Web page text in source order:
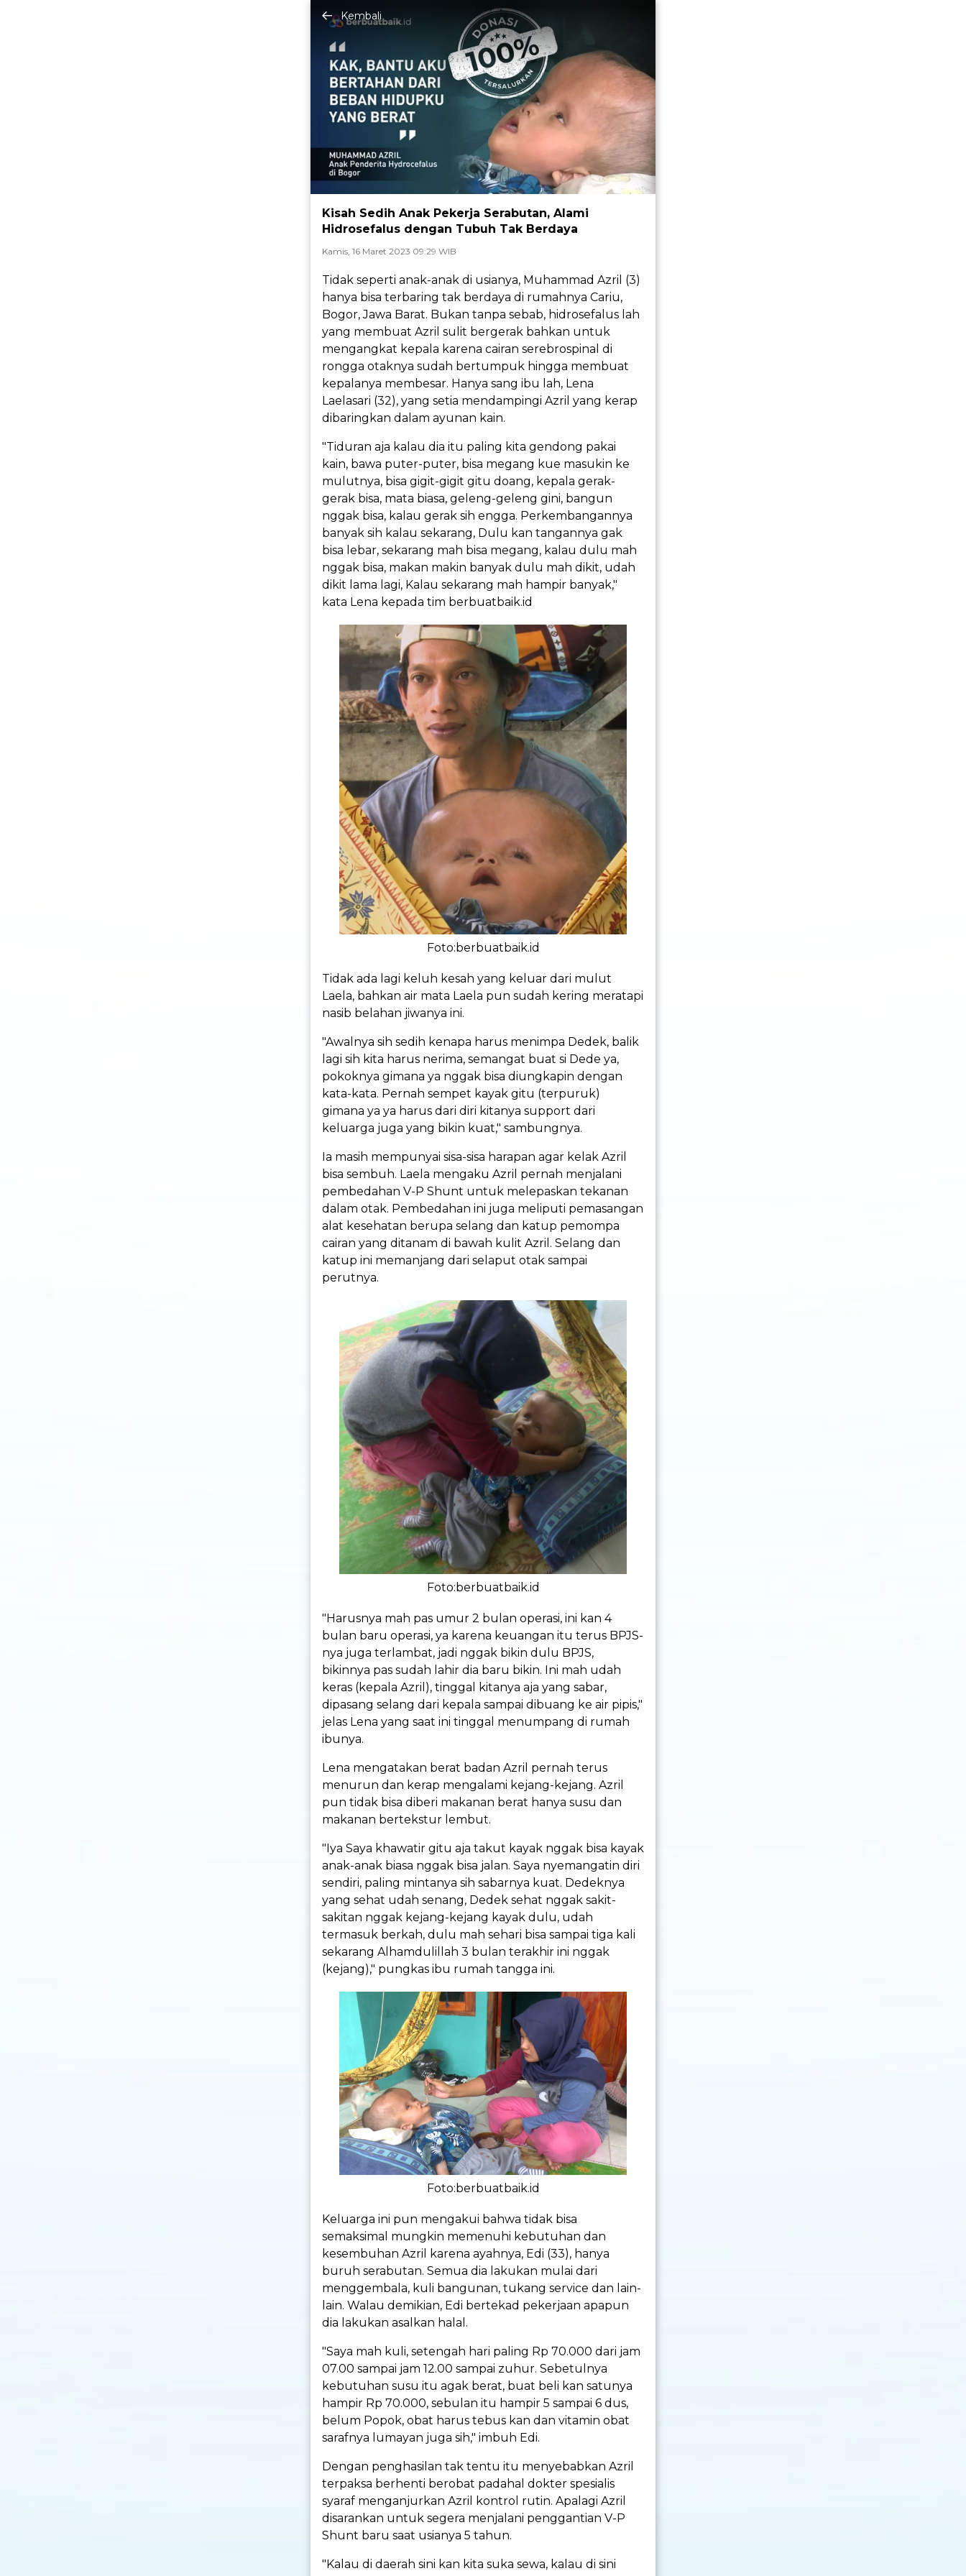
Kembali
Kisah Sedih Anak Pekerja Serabutan, Alami
Hidrosefalus dengan Tubuh Tak Berdaya
Kamis, 16 Maret 2023 09:29 WIB
Tidak seperti anak-anak di usianya, Muhammad Azril (3)
hanya bisa terbaring tak berdaya di rumahnya Cariu,
Bogor, Jawa Barat. Bukan tanpa sebab, hidrosefalus lah
yang membuat Azril sulit bergerak bahkan untuk
mengangkat kepala karena cairan serebrospinal di
rongga otaknya sudah bertumpuk hingga membuat
kepalanya membesar. Hanya sang ibu lah, Lena
Laelasari (32), yang setia mendampingi Azril yang kerap
dibaringkan dalam ayunan kain.
"Tiduran aja kalau dia itu paling kita gendong pakai
kain, bawa puter-puter, bisa megang kue masukin ke
mulutnya, bisa gigit-gigit gitu doang, kepala gerak-
gerak bisa, mata biasa, geleng-geleng gini, bangun
nggak bisa, kalau gerak sih engga. Perkembangannya
banyak sih kalau sekarang, Dulu kan tangannya gak
bisa lebar, sekarang mah bisa megang, kalau dulu mah
nggak bisa, makan makin banyak dulu mah dikit, udah
dikit lama lagi, Kalau sekarang mah hampir banyak,"
kata Lena kepada tim berbuatbaik.id
Foto:berbuatbaik.id
Tidak ada lagi keluh kesah yang keluar dari mulut
Laela, bahkan air mata Laela pun sudah kering meratapi
nasib belahan jiwanya ini.
"Awalnya sih sedih kenapa harus menimpa Dedek, balik
lagi sih kita harus nerima, semangat buat si Dede ya,
pokoknya gimana ya nggak bisa diungkapin dengan
kata-kata. Pernah sempet kayak gitu (terpuruk)
gimana ya ya harus dari diri kitanya support dari
keluarga juga yang bikin kuat," sambungnya.
Ia masih mempunyai sisa-sisa harapan agar kelak Azril
bisa sembuh. Laela mengaku Azril pernah menjalani
pembedahan V-P Shunt untuk melepaskan tekanan
dalam otak. Pembedahan ini juga meliputi pemasangan
alat kesehatan berupa selang dan katup pemompa
cairan yang ditanam di bawah kulit Azril. Selang dan
katup ini memanjang dari selaput otak sampai
perutnya.
Foto:berbuatbaik.id
"Harusnya mah pas umur 2 bulan operasi, ini kan 4
bulan baru operasi, ya karena keuangan itu terus BPJS-
nya juga terlambat, jadi nggak bikin dulu BPJS,
bikinnya pas sudah lahir dia baru bikin. Ini mah udah
keras (kepala Azril), tinggal kitanya aja yang sabar,
dipasang selang dari kepala sampai dibuang ke air pipis,"
jelas Lena yang saat ini tinggal menumpang di rumah
ibunya.
Lena mengatakan berat badan Azril pernah terus
menurun dan kerap mengalami kejang-kejang. Azril
pun tidak bisa diberi makanan berat hanya susu dan
makanan bertekstur lembut.
"Iya Saya khawatir gitu aja takut kayak nggak bisa kayak
anak-anak biasa nggak bisa jalan. Saya nyemangatin diri
sendiri, paling mintanya sih sabarnya kuat. Dedeknya
yang sehat udah senang, Dedek sehat nggak sakit-
sakitan nggak kejang-kejang kayak dulu, udah
termasuk berkah, dulu mah sehari bisa sampai tiga kali
sekarang Alhamdulillah 3 bulan terakhir ini nggak
(kejang)," pungkas ibu rumah tangga ini.
Foto:berbuatbaik.id
Keluarga ini pun mengakui bahwa tidak bisa
semaksimal mungkin memenuhi kebutuhan dan
kesembuhan Azril karena ayahnya, Edi (33), hanya
buruh serabutan. Semua dia lakukan mulai dari
menggembala, kuli bangunan, tukang service dan lain-
lain. Walau demikian, Edi bertekad pekerjaan apapun
dia lakukan asalkan halal.
"Saya mah kuli, setengah hari paling Rp 70.000 dari jam
07.00 sampai jam 12.00 sampai zuhur. Sebetulnya
kebutuhan susu itu agak berat, buat beli kan satunya
hampir Rp 70.000, sebulan itu hampir 5 sampai 6 dus,
belum Popok, obat harus tebus kan dan vitamin obat
sarafnya lumayan juga sih," imbuh Edi.
Dengan penghasilan tak tentu itu menyebabkan Azril
terpaksa berhenti berobat padahal dokter spesialis
syaraf menganjurkan Azril kontrol rutin. Apalagi Azril
disarankan untuk segera menjalani penggantian V-P
Shunt baru saat usianya 5 tahun.
"Kalau di daerah sini kan kita suka sewa, kalau di sini